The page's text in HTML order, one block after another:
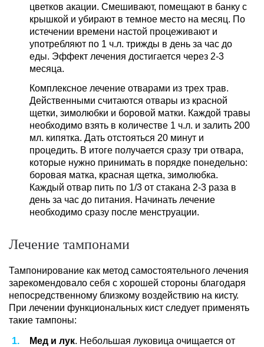
цветков акации. Смешивают, помещают в банку с
крышкой и убирают в темное место на месяц. По
истечении времени настой процеживают и
употребляют по 1 ч.л. трижды в день за час до
еды. Эффект лечения достигается через 2-3
месяца.
Комплексное лечение отварами из трех трав.
Действенными считаются отвары из красной
щетки, зимолюбки и боровой матки. Каждой травы
необходимо взять в количестве 1 ч.л. и залить 200
мл. кипятка. Дать отстояться 20 минут и
процедить. В итоге получается сразу три отвара,
которые нужно принимать в порядке понедельно:
боровая матка, красная щетка, зимолюбка.
Каждый отвар пить по 1/3 от стакана 2-3 раза в
день за час до питания. Начинать лечение
необходимо сразу после менструации.
Лечение тампонами
Тампонирование как метод самостоятельного лечения
зарекомендовало себя с хорошей стороны благодаря
непосредственному близкому воздействию на кисту.
При лечении функциональных кист следует применять
такие тампоны:
Мед и лук. Небольшая луковица очищается от